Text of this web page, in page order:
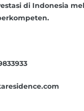
di Indonesia